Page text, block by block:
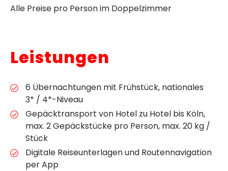
Alle Preise pro Person im Doppelzimmer
Leistungen
6 Übernachtungen mit Frühstück, nationales
3* / 4*-Niveau
Gepäcktransport von Hotel zu Hotel bis Köln,
max. 2 Gepäckstücke pro Person, max. 20 kg /
Stück
Digitale Reiseunterlagen und Routennavigation
per App